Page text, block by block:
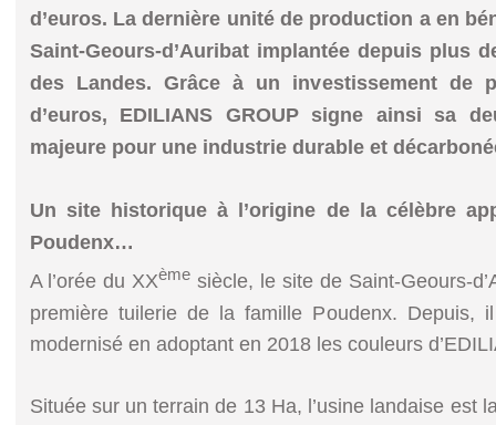
d’euros. La dernière unité de production a en
Saint-Geours-d’Auribat implantée depuis plus
des Landes. Grâce à un investissement de
d’euros, EDILIANS GROUP signe ainsi sa
majeure pour une industrie durable et
Un site historique à l’origine de la célèbre
Poudenx…
A l’orée du XXème siècle, le site de Saint-Geours-
première tuilerie de la famille Poudenx. Depuis,
modernisé en adoptant en 2018 les couleurs
Située sur un terrain de 13 Ha, l’usine landaise est